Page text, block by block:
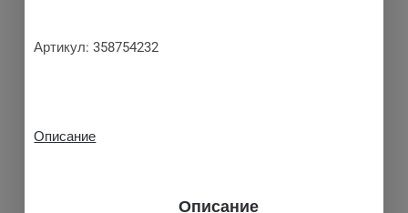
Артикул:358754232
Описание
Описание